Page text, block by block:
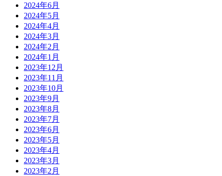
2024年6月
2024年5月
2024年4月
2024年3月
2024年2月
2024年1月
2023年12月
2023年11月
2023年10月
2023年9月
2023年8月
2023年7月
2023年6月
2023年5月
2023年4月
2023年3月
2023年2月